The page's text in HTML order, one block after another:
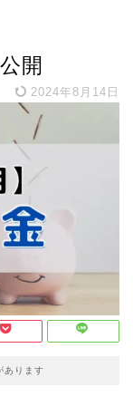
開
2024年8月14日
あります